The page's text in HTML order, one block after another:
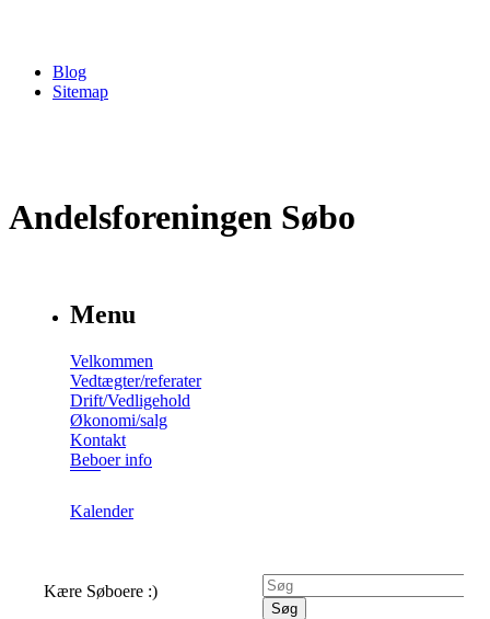
Blog
Sitemap
Andelsforeningen Søbo
Menu
Velkommen
Vedtægter/referater
Drift/Vedligehold
Økonomi/salg
Kontakt
Beboer info
Kalender
Kære Søboere :)